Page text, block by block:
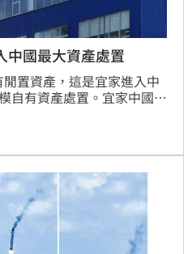
國最大資產處置
置資產，這是宜家進入中
自有資產處置。宜家中國今